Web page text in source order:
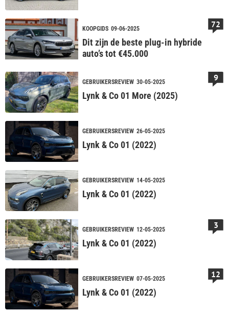
KOOPGIDS 09-06-2025
Dit zijn de beste plug-in hybride
auto’s tot €45.000
72
GEBRUIKERSREVIEW 30-05-2025
Lynk & Co 01 More (2025)
9
GEBRUIKERSREVIEW 26-05-2025
Lynk & Co 01 (2022)
GEBRUIKERSREVIEW 14-05-2025
Lynk & Co 01 (2022)
GEBRUIKERSREVIEW 12-05-2025
Lynk & Co 01 (2022)
3
GEBRUIKERSREVIEW 07-05-2025
Lynk & Co 01 (2022)
12